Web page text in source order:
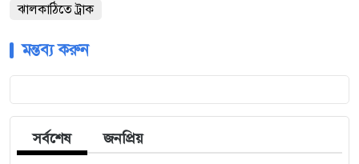
ঝালকাঠিতে ট্রাক
মন্তব্য করুন
সর্বশেষ জনপ্রিয়